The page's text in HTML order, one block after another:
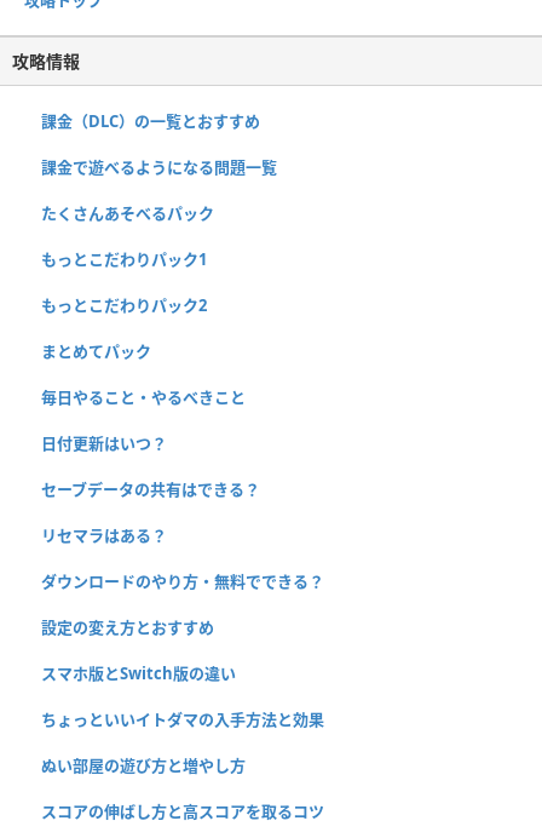
攻略情報
課金（DLC）の一覧とおすすめ
課金で遊べるようになる問題一覧
たくさんあそべるパック
もっとこだわりパック1
もっとこだわりパック2
まとめてパック
毎日やること・やるべきこと
日付更新はいつ？
セーブデータの共有はできる？
リセマラはある？
ダウンロードのやり方・無料でできる？
設定の変え方とおすすめ
スマホ版とSwitch版の違い
ちょっといいイトダマの入手方法と効果
ぬい部屋の遊び方と増やし方
スコアの伸ばし方と高スコアを取るコツ